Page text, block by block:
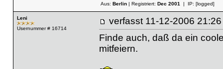
Aus: Berlin| Registriert: Dec 2001| IP: [logged]
Leni
Usernummer # 16714
verfasst 11-12-2006
Finde auch, daß da ein
mitfeiern.